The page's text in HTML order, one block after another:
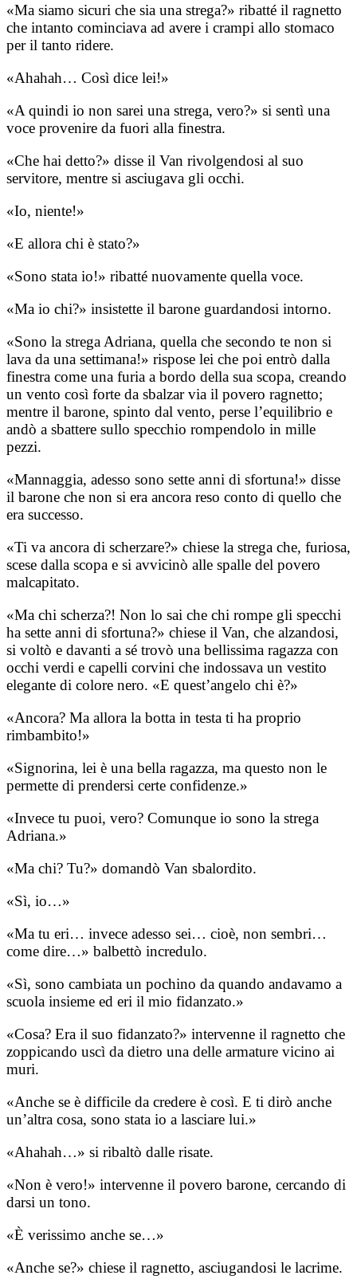
«Ma siamo sicuri che sia una strega?» ribatté il ragnetto
che intanto cominciava ad avere i crampi allo stomaco
per il tanto ridere.
«Ahahah… Così dice lei!»
«A quindi io non sarei una strega, vero?» si sentì una
voce provenire da fuori alla finestra.
«Che hai detto?» disse il Van rivolgendosi al suo
servitore, mentre si asciugava gli occhi.
«Io, niente!»
«E allora chi è stato?»
«Sono stata io!» ribatté nuovamente quella voce.
«Ma io chi?» insistette il barone guardandosi intorno.
«Sono la strega Adriana, quella che secondo te non si
lava da una settimana!» rispose lei che poi entrò dalla
finestra come una furia a bordo della sua scopa, creando
un vento così forte da sbalzar via il povero ragnetto;
mentre il barone, spinto dal vento, perse l’equilibrio e
andò a sbattere sullo specchio rompendolo in mille
pezzi.
«Mannaggia, adesso sono sette anni di sfortuna!» disse
il barone che non si era ancora reso conto di quello che
era successo.
«Ti va ancora di scherzare?» chiese la strega che, furiosa,
scese dalla scopa e si avvicinò alle spalle del povero
malcapitato.
«Ma chi scherza?! Non lo sai che chi rompe gli specchi
ha sette anni di sfortuna?» chiese il Van, che alzandosi,
si voltò e davanti a sé trovò una bellissima ragazza con
occhi verdi e capelli corvini che indossava un vestito
elegante di colore nero. «E quest’angelo chi è?»
«Ancora? Ma allora la botta in testa ti ha proprio
rimbambito!»
«Signorina, lei è una bella ragazza, ma questo non le
permette di prendersi certe confidenze.»
«Invece tu puoi, vero? Comunque io sono la strega
Adriana.»
«Ma chi? Tu?» domandò Van sbalordito.
«Sì, io…»
«Ma tu eri… invece adesso sei… cioè, non sembri…
come dire…» balbettò incredulo.
«Sì, sono cambiata un pochino da quando andavamo a
scuola insieme ed eri il mio fidanzato.»
«Cosa? Era il suo fidanzato?» intervenne il ragnetto che
zoppicando uscì da dietro una delle armature vicino ai
muri.
«Anche se è difficile da credere è così. E ti dirò anche
un’altra cosa, sono stata io a lasciare lui.»
«Ahahah…» si ribaltò dalle risate.
«Non è vero!» intervenne il povero barone, cercando di
darsi un tono.
«È verissimo anche se…»
«Anche se?» chiese il ragnetto, asciugandosi le lacrime.